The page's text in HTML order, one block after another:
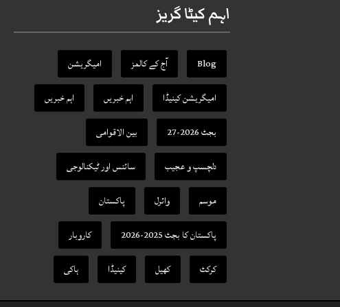
اہم کیٹا گریز
Blog آج کے کالمز
امیگریشن
امیگریشن کینیڈا
اہم خبریں
اہم خبریں
بجٹ 2026-27
بین الاقوامی
دلچسپ و عجیب
سائنس اور ٹیکنالوجی
موسم
وائرل
پاکستان
پاکستان کا بجٹ 2025-2026
کاروبار
کرکٹ
کھیل کینیڈا ہاکی